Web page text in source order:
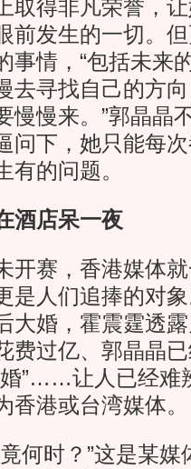
得非凡荣誉，让
前发生的一切。
事情，“包括未来
去寻找自己的方
慢慢来。”郭晶晶
问下，她只能每
有的问题。
店呆一夜
赛，香港媒体就
是人们追捧的对
大婚，霍震霆透
费过亿、郭晶晶
”……让人已经难
香港或台湾媒体。
时？”这是某媒